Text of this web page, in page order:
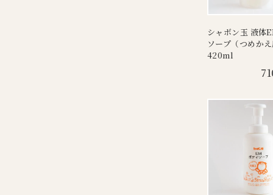
シャボン玉 液体
ソープ（つめか
420ml